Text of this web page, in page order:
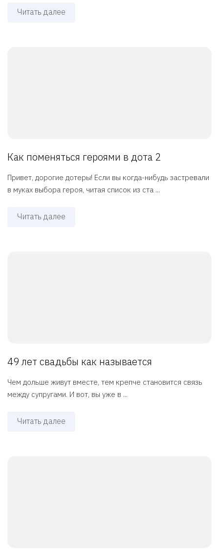
Читать далее
Как поменяться героями в дота 2
Привет, дорогие дотеры! Если вы когда-нибудь застревали
в муках выбора героя, читая список из ста ...
Читать далее
49 лет свадьбы как называется
Чем дольше живут вместе, тем крепче становится связь
между супругами. И вот, вы уже в ...
Читать далее